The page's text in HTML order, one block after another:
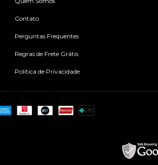
Contato
Perguntas Frequentes
Regras de Frete Grátis
Política de Privacidade